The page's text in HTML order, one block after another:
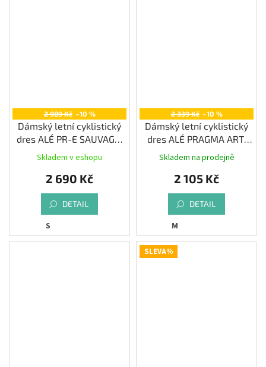
2 989 Kč –10 %
Dámský letní cyklistický
dres ALÉ PR-E SAUVAGE,
aubergine
Skladem v eshopu
2 690 Kč
DETAIL
S
2 339 Kč –10 %
Dámský letní cyklistický
dres ALÉ PRAGMA ART,
Skladem na prodejně
2 105 Kč
DETAIL
M
SLEVA%